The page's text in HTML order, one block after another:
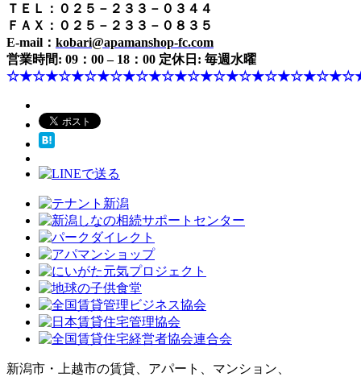
ＴＥＬ：０２５－２３３－０３４４
ＦＡＸ：０２５－２３３－０８３５
E-mail： kobari@apamanshop-fc.com
営業時間: 09：00 – 18：00 定休日: 毎週水曜
新潟市・上越市の賃貸、アパート、マンション、